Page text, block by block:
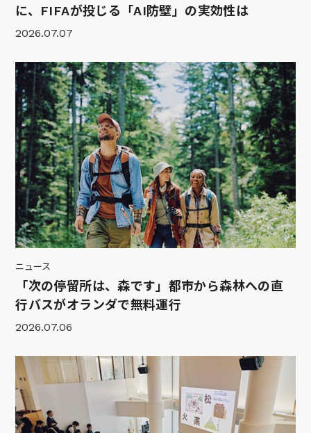
に、FIFAが投じる「AI防壁」の実効性は
2026.07.07
ニュース
「次の停留所は、森です」都市から森林への直
行バスがオランダで無料運行
2026.07.06